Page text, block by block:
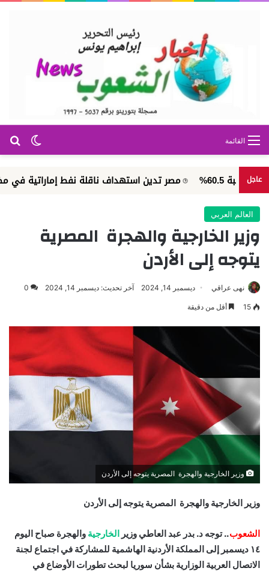
الوضع القائمة
عاجل مصر تدين استهداف ناقلة نفط إماراتية في مضيق هرمز
العالم العربي
وزير الخارجية والهجرة المصرية
يتوجه إلى الأردن
نهى عراقي ديسمبر 14, 2024 آخر تحديث: ديسمبر 14, 2024 0
15 أقل من دقيقة
وزير الخارجية والهجرة المصرية يتوجه إلى الأردن
وزير الخارجية والهجرة المصرية يتوجه إلى الأردن
الشعوب.. توجه د. بدر عبد العاطي وزير الخارجية والهجرة صباح اليوم
١٤ ديسمبر إلى المملكة الأردنية الهاشمية للمشاركة في اجتماع لجنة
الاتصال العربية الوزارية بشأن سوريا لبحث تطورات الأوضاع في